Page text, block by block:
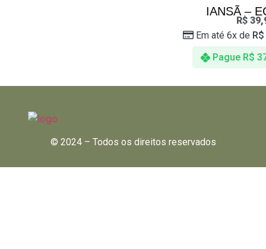
IANSÃ –
R$
Pague R$
Em até 6x de R$
© 2024 – Todos os direitos reservados